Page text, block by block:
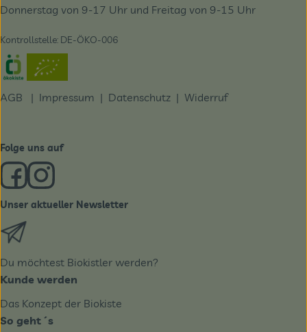
Donnerstag von 9-17 Uhr und Freitag von 9-15 Uhr
Kontrollstelle: DE-ÖKO-006
Externer Link zu https://www.oekokiste.de/
AGB | Impressum | Datenschutz | Widerruf
Folge uns auf
Externer Link zu https://www.facebook.com/derBiobote/
Externer Link zu https://www.instagram.com/
Unser aktueller Newsletter
Du möchtest Biokistler werden?
Kunde werden
Das Konzept der Biokiste
So geht´s